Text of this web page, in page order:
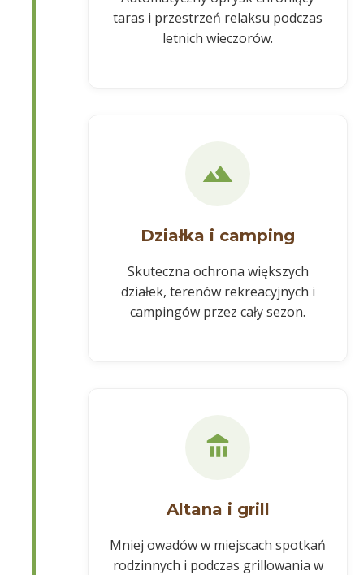
taras i przestrzeń relaksu podczas
letnich wieczorów.
Działka i camping
Skuteczna ochrona większych
działek, terenów rekreacyjnych i
campingów przez cały sezon.
Altana i grill
Mniej owadów w miejscach spotkań
rodzinnych i podczas grillowania w